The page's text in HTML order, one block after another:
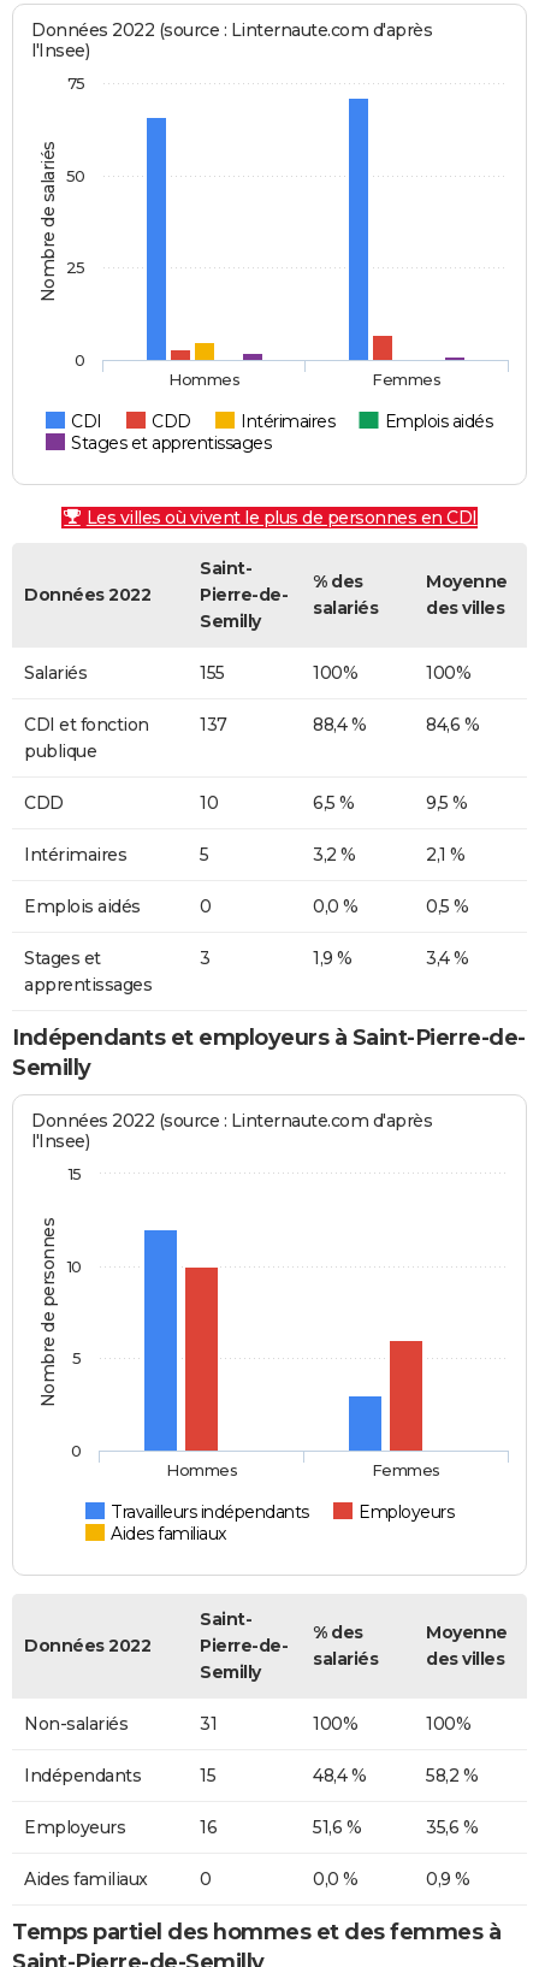
Nombre de salariés
Données 2022 (source : Linternaute.com d'après
l'Insee)
CDI CDD Intérimaires
Emplois aidés
Stages et apprentissages
Hommes Femmes
0
25
50
75
Les villes où vivent le plus de personnes en CDI
Données 2022
Saint-
Pierre-de-
Semilly
% des
salariés
Moyenne
des villes
Salariés 155 100% 100%
CDI et fonction
publique
137 88,4 % 84,6 %
CDD 10 6,5 % 9,5 %
Intérimaires 5 3,2 % 2,1 %
Emplois aidés 0 0,0 % 0,5 %
Stages et
apprentissages
3 1,9 % 3,4 %
Indépendants et employeurs à Saint-Pierre-de-
Semilly
Nombre de personnes
Données 2022 (source : Linternaute.com d'après
l'Insee)
Travailleurs indépendants
Employeurs
Aides familiaux
Hommes Femmes
0
5
10
15
Données 2022
Saint-
Pierre-de-
Semilly
% des
salariés
Moyenne
des villes
Non-salariés 31 100% 100%
Indépendants 15 48,4 % 58,2 %
Employeurs 16 51,6 % 35,6 %
Aides familiaux 0 0,0 % 0,9 %
Temps partiel des hommes et des femmes à